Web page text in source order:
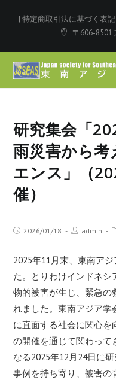
| 特定商取引法に基づく表記
〒606-8501
研究集会「
雨災害から考
エンス」（
催）
2026/01/18 admin
2025年11月末、東南ア
た。とりわけインドネシ
物的被害が生じ、緊急の
れました。東南アジア
に直面する社会に関心
の開催を通じて関わって
なる2025年12月24日に
事例を持ち寄り、被害